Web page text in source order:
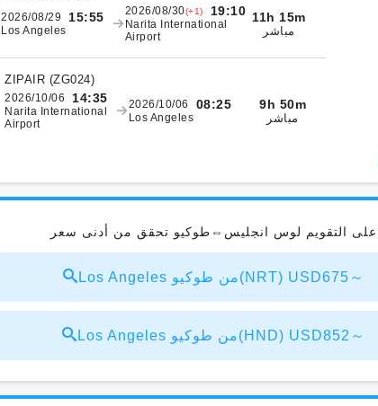
2026/08/29 15:55
Los Angeles
2026/08/30(+1) 19:10
Narita International
Airport
11h 15m
مباشر
ZIPAIR (ZG024)
2026/10/06 14:35
Narita International
Airport
2026/10/06 08:25
Los Angeles
9h 50m
مباشر
على التقويم لوس انجليس⇔طوكيو تحقق من أدنى سعر
Los Angeles من طوكيو(NRT) USD675～
Los Angeles من طوكيو(HND) USD852～